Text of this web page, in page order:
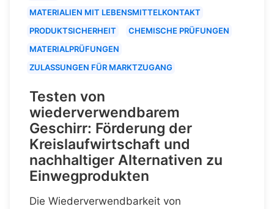
MATERIALIEN MIT LEBENSMITTELKONTAKT
PRODUKTSICHERHEIT
CHEMISCHE PRÜFUNGEN
MATERIALPRÜFUNGEN
ZULASSUNGEN FÜR MARKTZUGANG
Testen von
wiederverwendbarem
Geschirr: Förderung der
Kreislaufwirtschaft und
nachhaltiger Alternativen zu
Einwegprodukten
Die Wiederverwendbarkeit von